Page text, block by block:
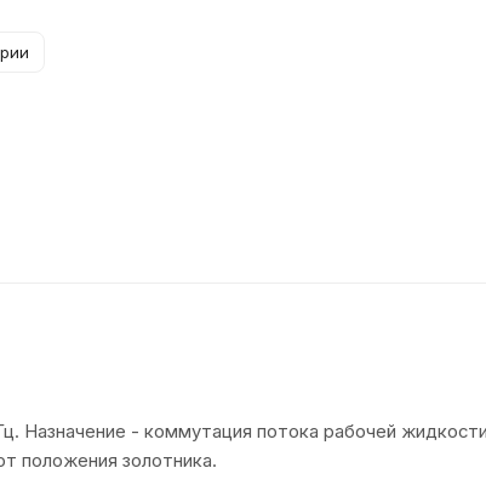
Назначение - коммутация потока рабочей
положения золотника.